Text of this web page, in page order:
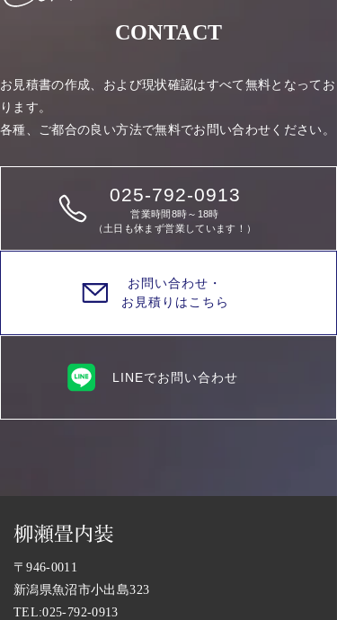
CONTACT
お見積書の作成、および現状確認はすべて無料となってお
ります。
各種、ご都合の良い方法で無料でお問い合わせください。
025-792-0913
営業時間8時～18時
（土日も休まず営業しています！）
お問い合わせ・
お見積りはこちら
LINEでお問い合わせ
〒946-0011
新潟県魚沼市小出島323
TEL:025-792-0913